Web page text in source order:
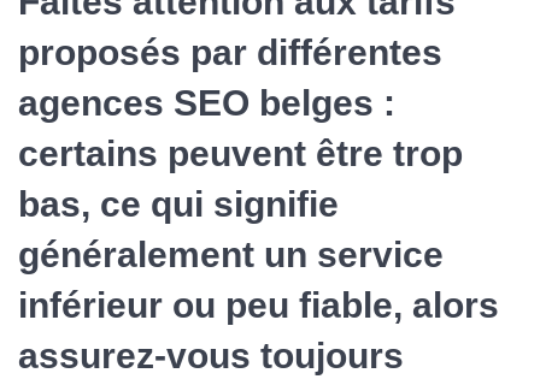
proposés par différentes
agences SEO belges :
certains peuvent être trop
bas, ce qui signifie
généralement un service
inférieur ou peu fiable, alors
assurez-vous toujours